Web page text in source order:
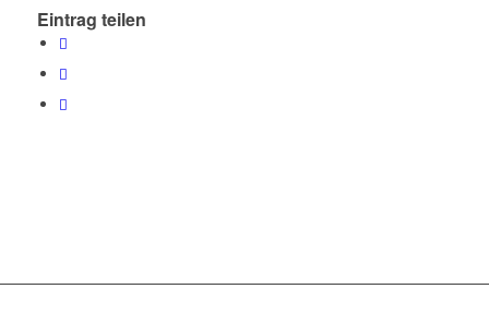
Eintrag teilen